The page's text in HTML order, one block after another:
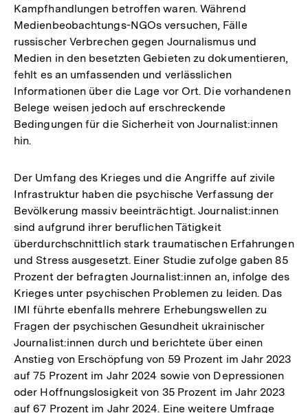
Kampfhandlungen betroffen waren. Während
Medienbeobachtungs-NGOs versuchen, Fälle
russischer Verbrechen gegen Journalismus und
Medien in den besetzten Gebieten zu dokumentieren,
fehlt es an umfassenden und verlässlichen
Informationen über die Lage vor Ort. Die vorhandenen
Belege weisen jedoch auf erschreckende
Bedingungen für die Sicherheit von Journalist:innen
hin.
Der Umfang des Krieges und die Angriffe auf zivile
Infrastruktur haben die psychische Verfassung der
Bevölkerung massiv beeinträchtigt. Journalist:innen
sind aufgrund ihrer beruflichen Tätigkeit
überdurchschnittlich stark traumatischen Erfahrungen
und Stress ausgesetzt. Einer Studie zufolge gaben 85
Prozent der befragten Journalist:innen an, infolge des
Krieges unter psychischen Problemen zu leiden. Das
IMI führte ebenfalls mehrere Erhebungswellen zu
Fragen der psychischen Gesundheit ukrainischer
Journalist:innen durch und berichtete über einen
Anstieg von Erschöpfung von 59 Prozent im Jahr 2023
auf 75 Prozent im Jahr 2024 sowie von Depressionen
oder Hoffnungslosigkeit von 35 Prozent im Jahr 2023
auf 67 Prozent im Jahr 2024. Eine weitere Umfrage